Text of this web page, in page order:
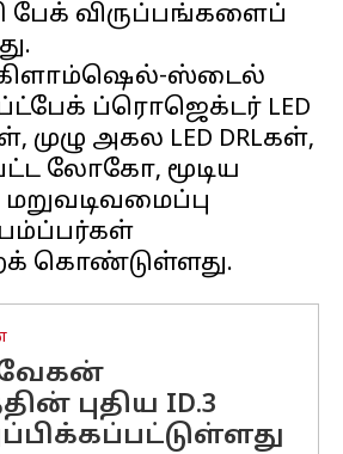
பேக் விருப்பங்களைப்
ஸ்டைல்
ப்ரொஜெக்டர் LED
அகல LED DRLகள்,
லோகோ, மூடிய
மறுவடிவமைப்பு
புதிய ID.3